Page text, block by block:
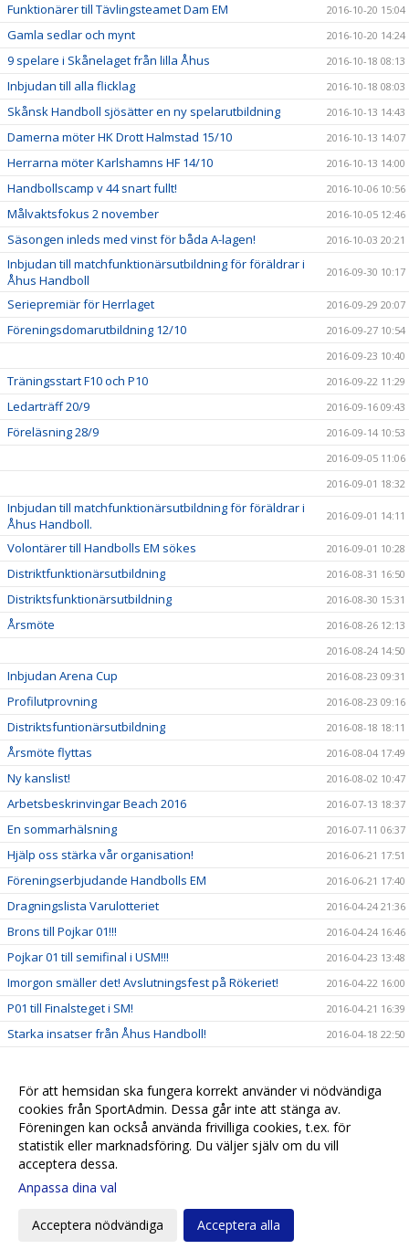
Funktionärer till Tävlingsteamet Dam EM 2016-10-20 15:04
Gamla sedlar och mynt 2016-10-20 14:24
9 spelare i Skånelaget från lilla Åhus 2016-10-18 08:13
Inbjudan till alla flicklag 2016-10-18 08:03
Skånsk Handboll sjösätter en ny spelarutbildning 2016-10-13 14:43
Damerna möter HK Drott Halmstad 15/10 2016-10-13 14:07
Herrarna möter Karlshamns HF 14/10 2016-10-13 14:00
Handbollscamp v 44 snart fullt! 2016-10-06 10:56
Målvaktsfokus 2 november 2016-10-05 12:46
Säsongen inleds med vinst för båda A-lagen! 2016-10-03 20:21
Inbjudan till matchfunktionärsutbildning för föräldrar i
Åhus Handboll
2016-09-30 10:17
Seriepremiär för Herrlaget 2016-09-29 20:07
Föreningsdomarutbildning 12/10
2016-09-27 10:54
2016-09-23 10:40
Träningsstart F10 och P10 2016-09-22 11:29
Ledarträff 20/9 2016-09-16 09:43
Föreläsning 28/9
2016-09-14 10:53
2016-09-05 11:06
2016-09-01 18:32
Inbjudan till matchfunktionärsutbildning för föräldrar i
Åhus Handboll.
2016-09-01 14:11
Volontärer till Handbolls EM sökes 2016-09-01 10:28
Distriktfunktionärsutbildning 2016-08-31 16:50
Distriktsfunktionärsutbildning 2016-08-30 15:31
Årsmöte
2016-08-26 12:13
2016-08-24 14:50
Inbjudan Arena Cup 2016-08-23 09:31
Profilutprovning 2016-08-23 09:16
Distriktsfuntionärsutbildning 2016-08-18 18:11
Årsmöte flyttas 2016-08-04 17:49
Ny kanslist! 2016-08-02 10:47
Arbetsbeskrinvingar Beach 2016 2016-07-13 18:37
En sommarhälsning 2016-07-11 06:37
Hjälp oss stärka vår organisation! 2016-06-21 17:51
Föreningserbjudande Handbolls EM 2016-06-21 17:40
Dragningslista Varulotteriet 2016-04-24 21:36
Brons till Pojkar 01!!! 2016-04-24 16:46
Pojkar 01 till semifinal i USM!!! 2016-04-23 13:48
Imorgon smäller det! Avslutningsfest på Rökeriet! 2016-04-22 16:00
P01 till Finalsteget i SM! 2016-04-21 16:39
Starka insatser från Åhus Handboll! 2016-04-18 22:50
Avslutningsfest för föreningen den 23e April! 2016-03-16 12:11
Avslutning för spelarna 15 April! 2016-03-16 11:48
Volontärer till Landskampen den 15/3 sökes! 2016-02-24 18:18
EM-kickoff, Träffa svenska damlandslaget
Erbjudande om föreningsbiljetter
Spontanhandboll på Sportlovet!
Dammatchen flyttad till den 17/2!
För att hemsidan ska fungera korrekt använder vi nödvändiga
cookies från SportAdmin. Dessa går inte att stänga av.
Föreningen kan också använda frivilliga cookies, t.ex. för
statistik eller marknadsföring. Du väljer själv om du vill
acceptera dessa.
Anpassa dina val
Acceptera nödvändiga Acceptera alla